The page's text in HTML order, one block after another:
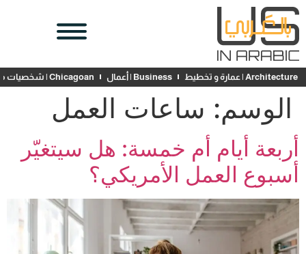
Architecture | عمارة و تخطيط Business | أعمال Chicagoan | شخصيات محلية
الوسم: ساعات العمل
أربعة أيام أم خمسة: هل سيتغيّر
أسبوع العمل الأمريكي؟